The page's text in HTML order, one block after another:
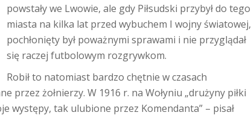
powstały we Lwowie, ale gdy Piłsudski przybył do tego
miasta na kilka lat przed wybuchem I wojny światowej,
pochłonięty był poważnymi sprawami i nie przyglądał
się raczej futbolowym rozgrywkom.
Robił to natomiast bardzo chętnie w czasach
przez żołnierzy. W 1916 r. na Wołyniu „drużyny piłki
występy, tak ulubione przez Komendanta” – pisał